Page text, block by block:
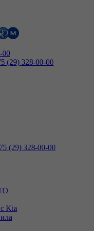
00
(29) 328-00-00
(29) 328-00-00
Kia